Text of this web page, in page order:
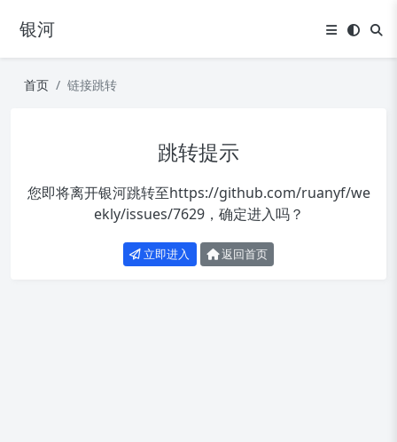
银河
首页 链接跳转
跳转提示
您即将离开银河跳转至https://github.com/ruanyf/we
ekly/issues/7629，确定进入吗？
立即进入 返回首页